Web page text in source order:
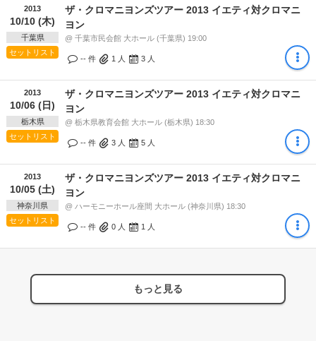
2013
10/10 (木)
千葉県
セットリスト
ザ・クロマニヨンズツアー 2013 イエティ対クロマニ
ヨン
@ 千葉市民会館 大ホール (千葉県) 19:00
-- 件 1 人 3 人
2013
10/06 (日)
栃木県
セットリスト
ザ・クロマニヨンズツアー 2013 イエティ対クロマニ
ヨン
@ 栃木県教育会館 大ホール (栃木県) 18:30
-- 件 3 人 5 人
2013
10/05 (土)
神奈川県
セットリスト
ザ・クロマニヨンズツアー 2013 イエティ対クロマニ
ヨン
@ ハーモニーホール座間 大ホール (神奈川県) 18:30
-- 件 0 人 1 人
もっと見る